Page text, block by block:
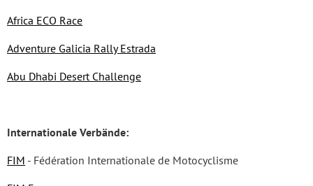
Africa ECO Race
Adventure Galicia Rally Estrada
Abu Dhabi Desert Challenge
Internationale Verbände:
FIM - Fédération Internationale de Motocyclisme